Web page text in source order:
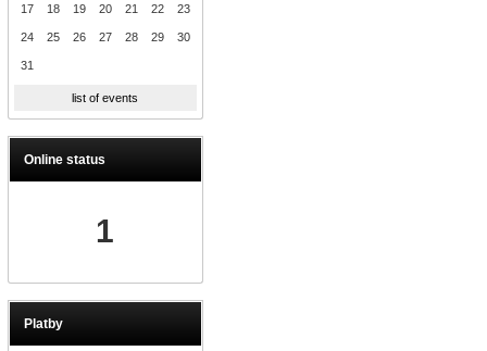
17 18 19 20 21 22 23
24 25 26 27 28 29 30
31
list of events
Online status
1
Platby